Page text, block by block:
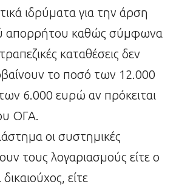
ιδρύματα για την άρση
απορρήτου καθώς σύμφωνα
καταθέσεις δεν
το ποσό των 12.000
6.000 ευρώ αν πρόκειται
ΟΓΑ.
οι συστημικές
τους λογαριασμούς είτε ο
είτε